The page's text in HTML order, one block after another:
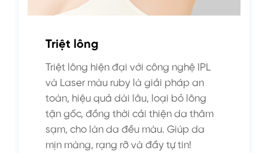
Triệt lông
Triệt lông hiện đại với công nghệ IPL
và Laser màu ruby là giải pháp an
toàn, hiệu quả dài lâu, loại bỏ lông
tận gốc, đồng thời cải thiện da thâm
sạm, cho làn da đều màu. Giúp da
mịn màng, rạng rỡ và đầy tự tin!